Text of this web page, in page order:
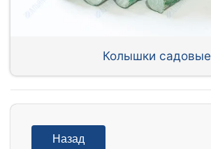
Колышки садовые
Назад